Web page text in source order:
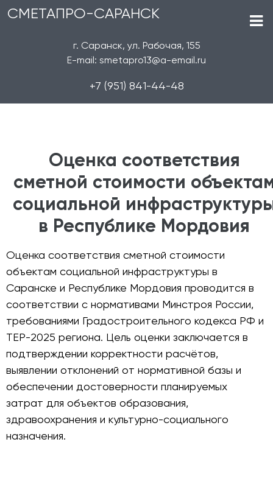
СМЕТАПРО-САРАНСК
г. Саранск, ул. Рабочая, 155
E-mail: smetapro13@a-email.ru
+7 (951) 841-44-48
Оценка соответствия
сметной стоимости
социальной
в Республике Мордовия
Оценка соответствия сметной стоимости
объектам социальной инфраструктуры в
Саранске и Республике Мордовия проводится в
соответствии с нормативами Минстроя России,
требованиями Градостроительного кодекса РФ и
ТЕР-2025 региона. Цель оценки заключается в
подтверждении корректности расчётов,
выявлении отклонений от нормативной базы и
обеспечении достоверности планируемых
затрат для объектов образования,
здравоохранения и культурно-социального
назначения.